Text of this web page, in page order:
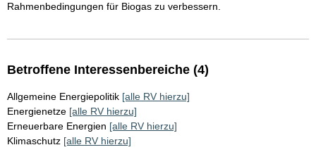
Rahmenbedingungen für Biogas zu verbessern.
Betroffene Interessenbereiche (4)
Allgemeine Energiepolitik [alle RV hierzu]
Energienetze [alle RV hierzu]
Erneuerbare Energien [alle RV hierzu]
Klimaschutz [alle RV hierzu]